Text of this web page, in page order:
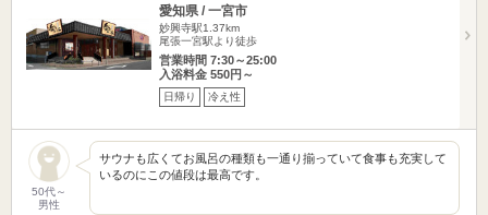
愛知県 / 一宮市
妙興寺駅1.37km
尾張一宮駅より徒歩
営業時間 7:30～25:00
入浴料金 550円～
日帰り 冷え性
50代～
男性
サウナも広くてお風呂の種類も一通り揃っていて食事も充実して
いるのにこの値段は最高です。